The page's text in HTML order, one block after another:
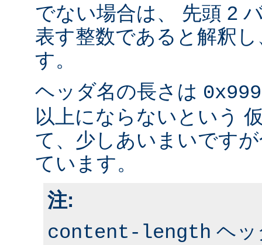
でない場合は、 先頭 2
表す整数であると解釈
す。
ヘッダ名の長さは
以上にならないという
て、少しあいまいです
ています。
注:
content-length ヘッ